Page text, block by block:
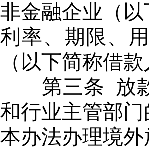
非金融企业（
利率、期限、
（以下简称借
第三条 放
和行业主管部
本办法办理境